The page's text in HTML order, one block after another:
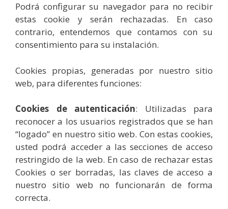
Podrá configurar su navegador para no recibir
estas cookie y serán rechazadas. En caso
contrario, entendemos que contamos con su
consentimiento para su instalación.
Cookies propias, generadas por nuestro sitio
web, para diferentes funciones:
Cookies de autenticación: Utilizadas para
reconocer a los usuarios registrados que se han
“logado” en nuestro sitio web. Con estas cookies,
usted podrá acceder a las secciones de acceso
restringido de la web. En caso de rechazar estas
Cookies o ser borradas, las claves de acceso a
nuestro sitio web no funcionarán de forma
correcta.